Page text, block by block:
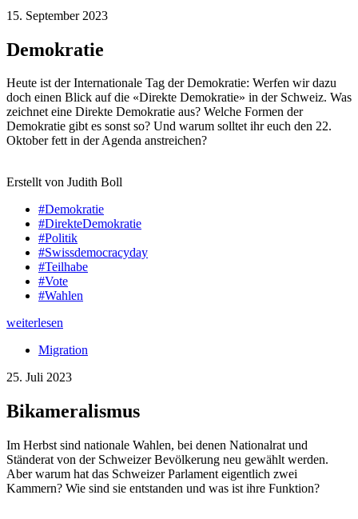
15. September 2023
Demokratie
Heute ist der Internationale Tag der Demokratie: Werfen wir dazu
doch einen Blick auf die «Direkte Demokratie» in der Schweiz. Was
zeichnet eine Direkte Demokratie aus? Welche Formen der
Demokratie gibt es sonst so? Und warum solltet ihr euch den 22.
Oktober fett in der Agenda anstreichen?
Erstellt von Judith Boll
#Demokratie
#DirekteDemokratie
#Politik
#Swissdemocracyday
#Teilhabe
#Vote
#Wahlen
weiterlesen
Migration
25. Juli 2023
Bikameralismus
Im Herbst sind nationale Wahlen, bei denen Nationalrat und
Ständerat von der Schweizer Bevölkerung neu gewählt werden.
Aber warum hat das Schweizer Parlament eigentlich zwei
Kammern? Wie sind sie entstanden und was ist ihre Funktion?